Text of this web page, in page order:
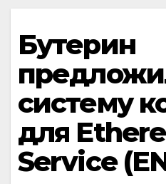
Бутерин
систему
для
Service